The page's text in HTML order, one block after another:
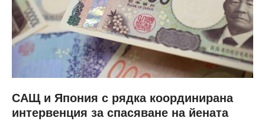
САЩ и Япония с рядка координирана
интервенция за спасяване на йената